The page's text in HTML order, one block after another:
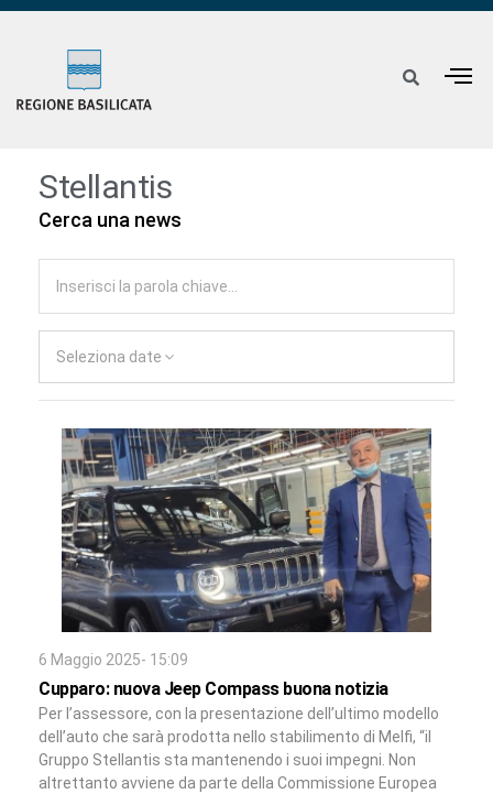
Stellantis
Cerca una news
Seleziona date
6 Maggio 2025- 15:09
Cupparo: nuova Jeep Compass buona notizia
Per l’assessore, con la presentazione dell’ultimo modello
dell’auto che sarà prodotta nello stabilimento di Melfi, “il
Gruppo Stellantis sta mantenendo i suoi impegni. Non
altrettanto avviene da parte della Commissione Europea